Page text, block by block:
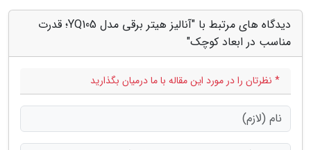
دیدگاه های مرتبط با "آنالیز هیتر برقی مدل YQ105؛ قدرت
مناسب در ابعاد کوچک"
* نظرتان را در مورد این مقاله با ما درمیان بگذارید